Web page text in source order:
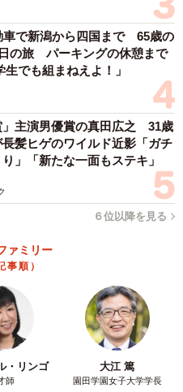
画像提供：福直フルーツ 尾道の果
うか。
域猫がお店の周辺に来てい
飯を用意し、周辺の掃除を
ています。猫たちは、近所
日ここを通る方々に顔を覚
部のような存在になってい
車で新潟から四国まで 65歳の
の旅 パーキングの休憩まで
でも組まねえよ！」
」主演男優賞の真田広之 31歳
髪ヒゲのワイルド近影「ガチ
」「新たな一面もステキ」
６位以降を見る
ァミリー
事順）
・リンゴ
師
大江 篤
園田学園女子大学学長